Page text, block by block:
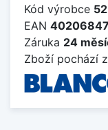
Kód výrobce
EAN
Záruka 24
Zboží pochází